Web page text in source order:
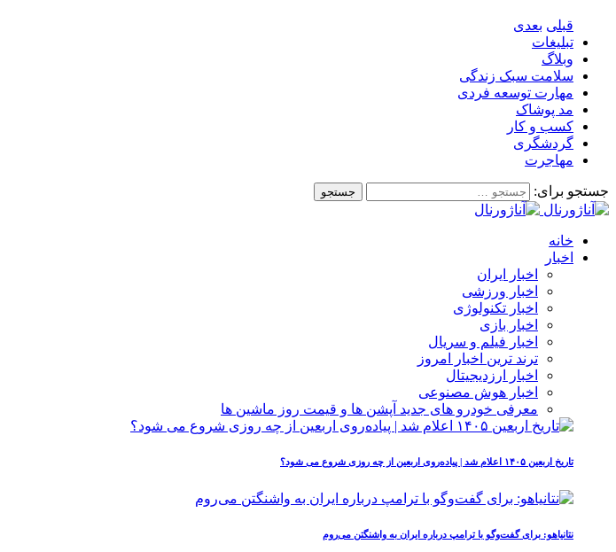
قبلی بعدی
تبلیغات
وبلاگ
سلامت سبک زندگی
مهارت توسعه فردی
مد پوشاک
کسب و کار
گردشگری
مهاجرت
جستجو برای:
خانه
اخبار
اخبار ایران
اخبار ورزشی
اخبار تکنولوژی
اخبار بازی
اخبار فیلم و سریال
ترند ترین اخبار امروز
اخبار ارزدیجیتال
اخبار هوش مصنوعی
معرفی خودرو های جدید آپشن‌ ها و قیمت روز ماشین‌ ها
تاریخ اربعین ۱۴۰۵ اعلام شد | پیاده‌روی اربعین از چه روزی شروع می‌ شود؟
نتانیاهو: برای گفت‌وگو با ترامپ درباره ایران به واشنگتن می‌روم